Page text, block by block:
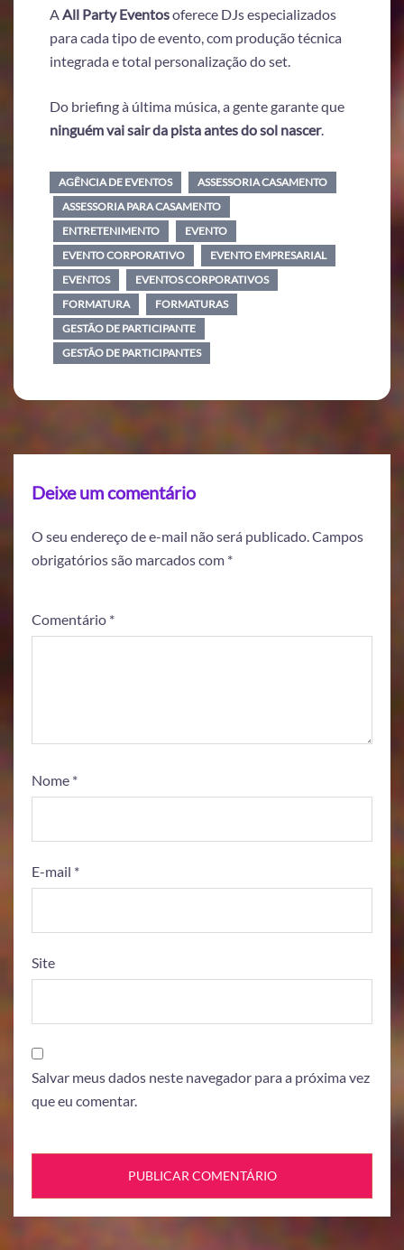
A All Party Eventosoferece DJs especializados
para cada tipo de evento, com produção técnica
integrada e total personalização do set.
Do briefing à última música, a gente garante que
ninguém vai sair da pista antes do sol nascer.
AGÊNCIA DE EVENTOS
ASSESSORIA CASAMENTO
ASSESSORIA PARA CASAMENTO
ENTRETENIMENTO
EVENTO
EVENTO CORPORATIVO
EVENTO EMPRESARIAL
EVENTOS
EVENTOS CORPORATIVOS
FORMATURA
FORMATURAS
GESTÃO DE PARTICIPANTE
GESTÃO DE PARTICIPANTES
Deixe um comentário
O seu endereço de e-mail não será publicado. Campos
obrigatórios são marcados com *
Comentário *
Nome *
E-mail *
Site
Salvar meus dados neste navegador para a próxima vez
que eu comentar.